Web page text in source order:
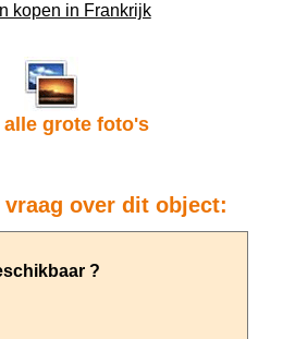
kopen in Frankrijk
alle grote foto's
over dit object: